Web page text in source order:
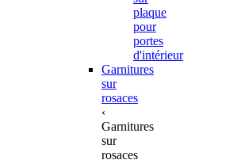
plaque
pour
portes
d'intérieur
Garnitures
sur
rosaces
‹
Garnitures
sur
rosaces